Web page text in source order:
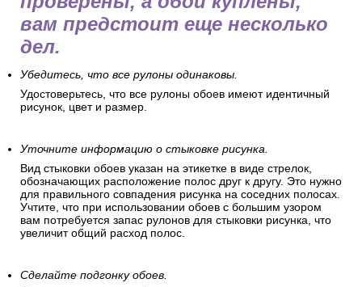
вам предстоит еще несколько
дел.
Убедитесь, что все рулоны одинаковы.
Удостоверьтесь, что все рулоны обоев имеют идентичный
рисунок, цвет и размер.
Уточните информацию о стыковке рисунка.
Вид стыковки обоев указан на этикетке в виде стрелок,
обозначающих расположение полос друг к другу. Это нужно
для правильного совпадения рисунка на соседних полосах.
Учтите, что при использовании обоев с большим узором
вам потребуется запас рулонов для стыковки рисунка, что
увеличит общий расход полос.
Сделайте подгонку обоев.